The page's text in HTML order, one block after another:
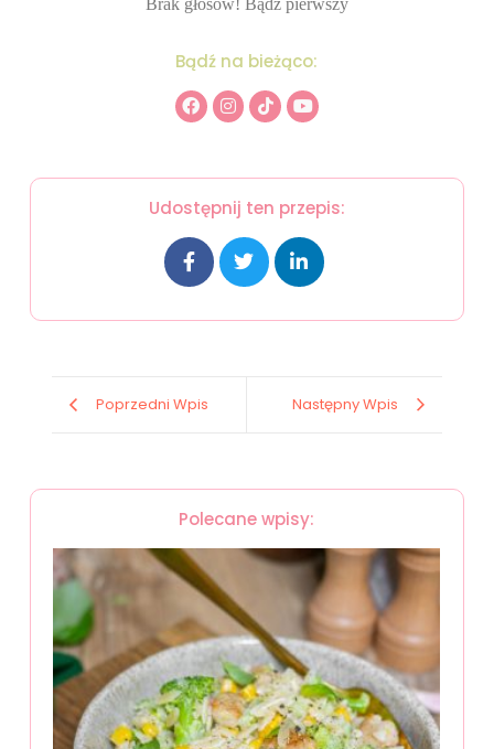
Bądź na bieżąco:
Udostępnij ten przepis:
Poprzedni Wpis Następny Wpis
Polecane wpisy: